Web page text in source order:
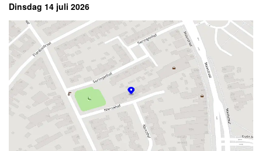
Dinsdag 14 juli 2026